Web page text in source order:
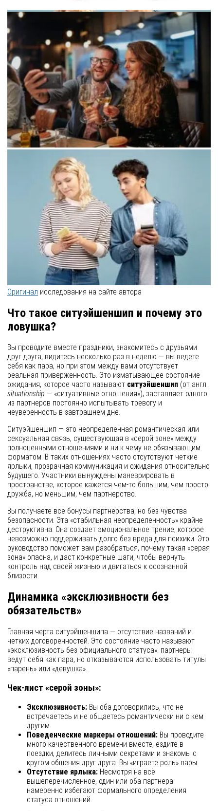
Символ неопределенности в отношениях
Оригинал исследования на сайте автора
Что такое ситуэйшеншип и почему это
ловушка?
Вы проводите вместе праздники, знакомитесь с друзьями
друг друга, видитесь несколько раз в неделю — вы ведете
себя как пара, но при этом между вами отсутствует
реальная приверженность. Это изматывающее состояние
ожидания, которое часто называют ситуэйшеншип (от англ.
situationship — «ситуативные отношения»), заставляет одного
из партнеров постоянно испытывать тревогу и
неуверенность в завтрашнем дне.
Ситуэйшеншип — это неопределенная романтическая или
сексуальная связь, существующая в «серой зоне» между
полноценными отношениями и ни к чему не обязывающим
форматом. В таких отношениях часто отсутствуют четкие
ярлыки, прозрачная коммуникация и ожидания относительно
будущего. Участники вынуждены маневрировать в
пространстве, которое кажется чем-то большим, чем просто
дружба, но меньшим, чем партнерство.
Вы получаете все бонусы партнерства, но без чувства
безопасности. Эта «стабильная неопределенность» крайне
деструктивна. Она создает эмоциональное трение, которое
невозможно поддерживать долго без вреда для психики. Это
руководство поможет вам разобраться, почему такая «серая
зона» опасна, и даст конкретные шаги, чтобы вернуть
контроль над своей жизнью и двигаться к осознанной
близости.
Динамика «эксклюзивности без
обязательств»
Главная черта ситуэйшеншипа — отсутствие названий и
четких договоренностей. Это состояние часто называют
«эксклюзивность без официального статуса»: партнеры
ведут себя как пара, но отказываются использовать титулы
«парень» или «девушка».
Чек-лист «серой зоны»:
Эксклюзивность: Вы оба договорились, что не
встречаетесь и не общаетесь романтически ни с кем
другим.
Поведенческие маркеры отношений: Вы проводите
много качественного времени вместе, ездите в
поездки, делитесь личными секретами и знакомы с
кругом общения друг друга. Вы «играете роль» пары.
Отсутствие ярлыка: Несмотря на всё
вышеперечисленное, один или оба партнера
намеренно избегают формального определения
статуса отношений.